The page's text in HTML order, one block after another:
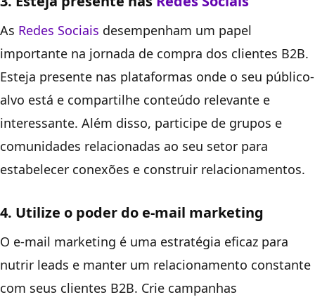
As Redes Sociais desempenham um papel
importante na jornada de compra dos clientes B2B.
Esteja presente nas plataformas onde o seu público-
alvo está e compartilhe conteúdo relevante e
interessante. Além disso, participe de grupos e
comunidades relacionadas ao seu setor para
estabelecer conexões e construir relacionamentos.
4. Utilize o poder do e-mail marketing
O e-mail marketing é uma estratégia eficaz para
nutrir leads e manter um relacionamento constante
com seus clientes B2B. Crie campanhas